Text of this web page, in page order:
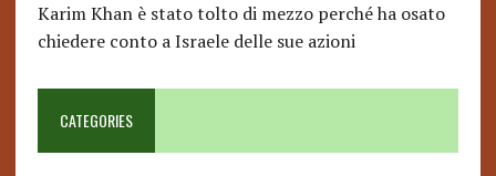
Karim Khan è stato tolto di mezzo perché ha osato
chiedere conto a Israele delle sue azioni
CATEGORIES